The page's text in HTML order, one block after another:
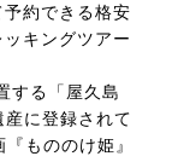
約できる格安
キングツアー
する「屋久島
産に登録されて
もののけ姫』